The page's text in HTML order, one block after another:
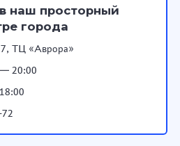
наш просторный
города
7, ТЦ «Аврора»
20:00